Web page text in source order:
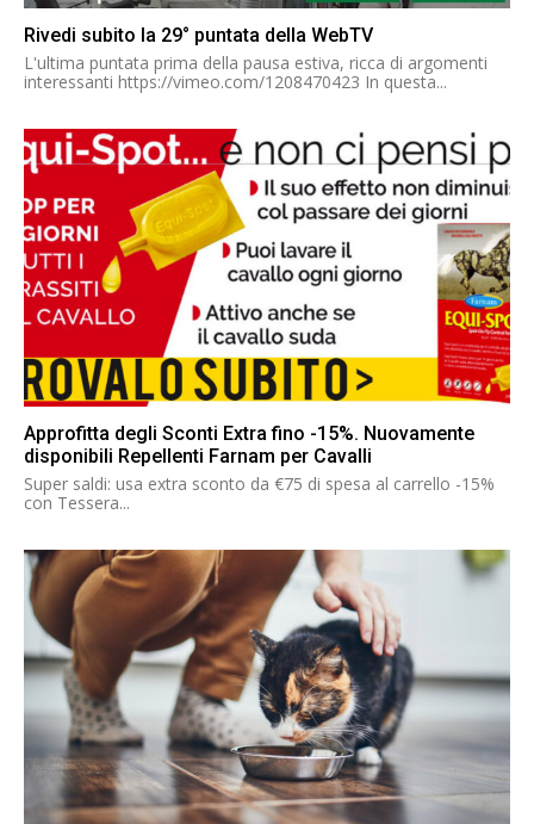
Rivedi subito la 29° puntata della WebTV
L'ultima puntata prima della pausa estiva, ricca di argomenti
interessanti https://vimeo.com/1208470423 In questa...
Approfitta degli Sconti Extra fino -15%. Nuovamente
disponibili Repellenti Farnam per Cavalli
Super saldi: usa extra sconto da €75 di spesa al carrello -15%
con Tessera...